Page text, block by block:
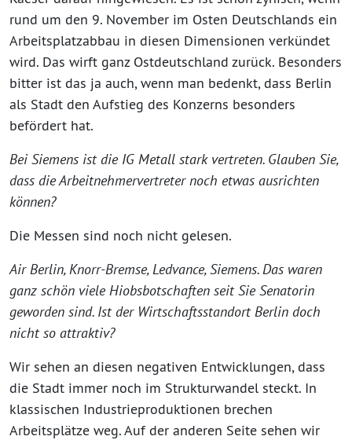
rund um den 9. November im Osten Deutschlands ein
Arbeitsplatzabbau in diesen Dimensionen verkündet
wird. Das wirft ganz Ostdeutschland zurück. Besonders
bitter ist das ja auch, wenn man bedenkt, dass Berlin
als Stadt den Aufstieg des Konzerns besonders
befördert hat.
Bei Siemens ist die IG Metall stark vertreten. Glauben Sie,
dass die Arbeitnehmervertreter noch etwas ausrichten
können?
Die Messen sind noch nicht gelesen.
Air Berlin, Knorr-Bremse, Ledvance, Siemens. Das waren
ganz schön viele Hiobsbotschaften seit Sie Senatorin
geworden sind. Ist der Wirtschaftsstandort Berlin doch
nicht so attraktiv?
Wir sehen an diesen negativen Entwicklungen, dass
die Stadt immer noch im Strukturwandel steckt. In
klassischen Industrieproduktionen brechen
Arbeitsplätze weg. Auf der anderen Seite sehen wir